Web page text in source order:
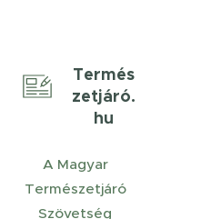
Termés
zetjáró.
hu
A Magyar
Természetjáró
Szövetség